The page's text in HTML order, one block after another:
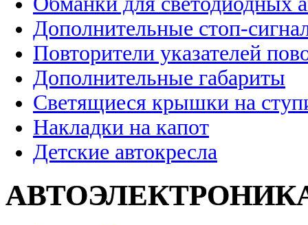
Дополнительные стоп-
Повторители указателей
Дополнительные габариты
Светящиеся крышки на
Накладки на капот
Детские автокресла